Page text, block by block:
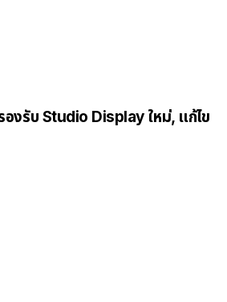
องรับ Studio Display ใหม่, แก้ไข